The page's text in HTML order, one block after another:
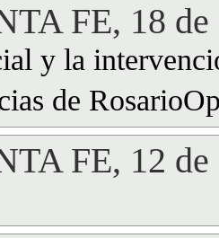
FE, 18
y la
de
FE, 12